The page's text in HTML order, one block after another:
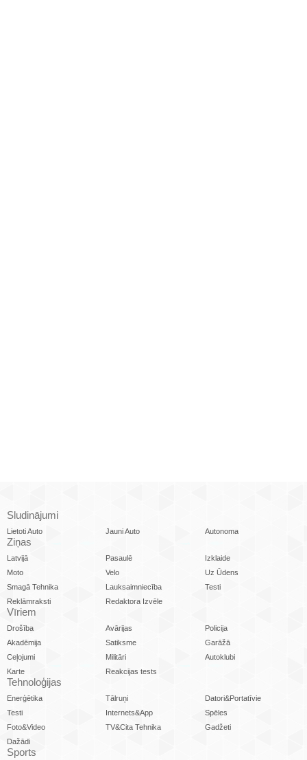
Sludinājumi
Lietoti Auto Jauni Auto Autonoma
Ziņas
Latvijā Pasaulē
Izklaide
Moto
Velo
Uz Ūdens
Smagā Tehnika
Lauksaimniecība
Testi
Reklāmraksti
Redaktora Izvēle
Vīriem
Drošība Avārijas
Policija
Akadēmija
Satiksme
Garāžā
Ceļojumi
Militāri
Autoklubi
Karte
Reakcijas tests
Tehnoloģijas
Enerģētika Tālruņi
Datori&Portatīvie
Testi
Internets&App
Spēles
Foto&Video
TV&Cita Tehnika
Gadžeti
Dažādi
Sports